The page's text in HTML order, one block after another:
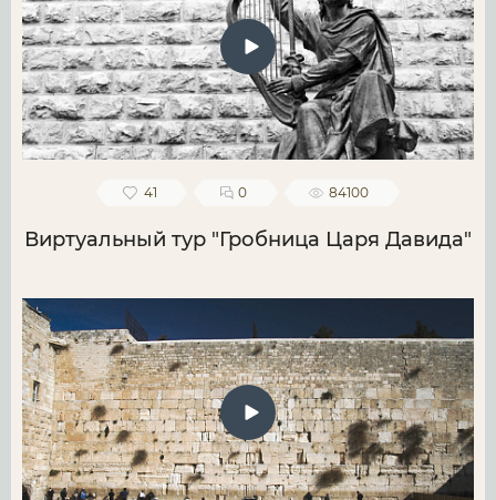
41 0 84100
Виртуальный тур "Гробница Царя Давида"